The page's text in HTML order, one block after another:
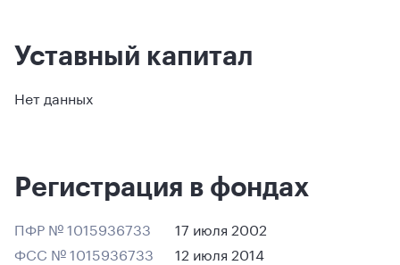
Уставный капитал
Нет данных
Регистрация в фондах
ПФР № 1015936733
17 июля 2002
ФСС № 1015936733
12 июля 2014